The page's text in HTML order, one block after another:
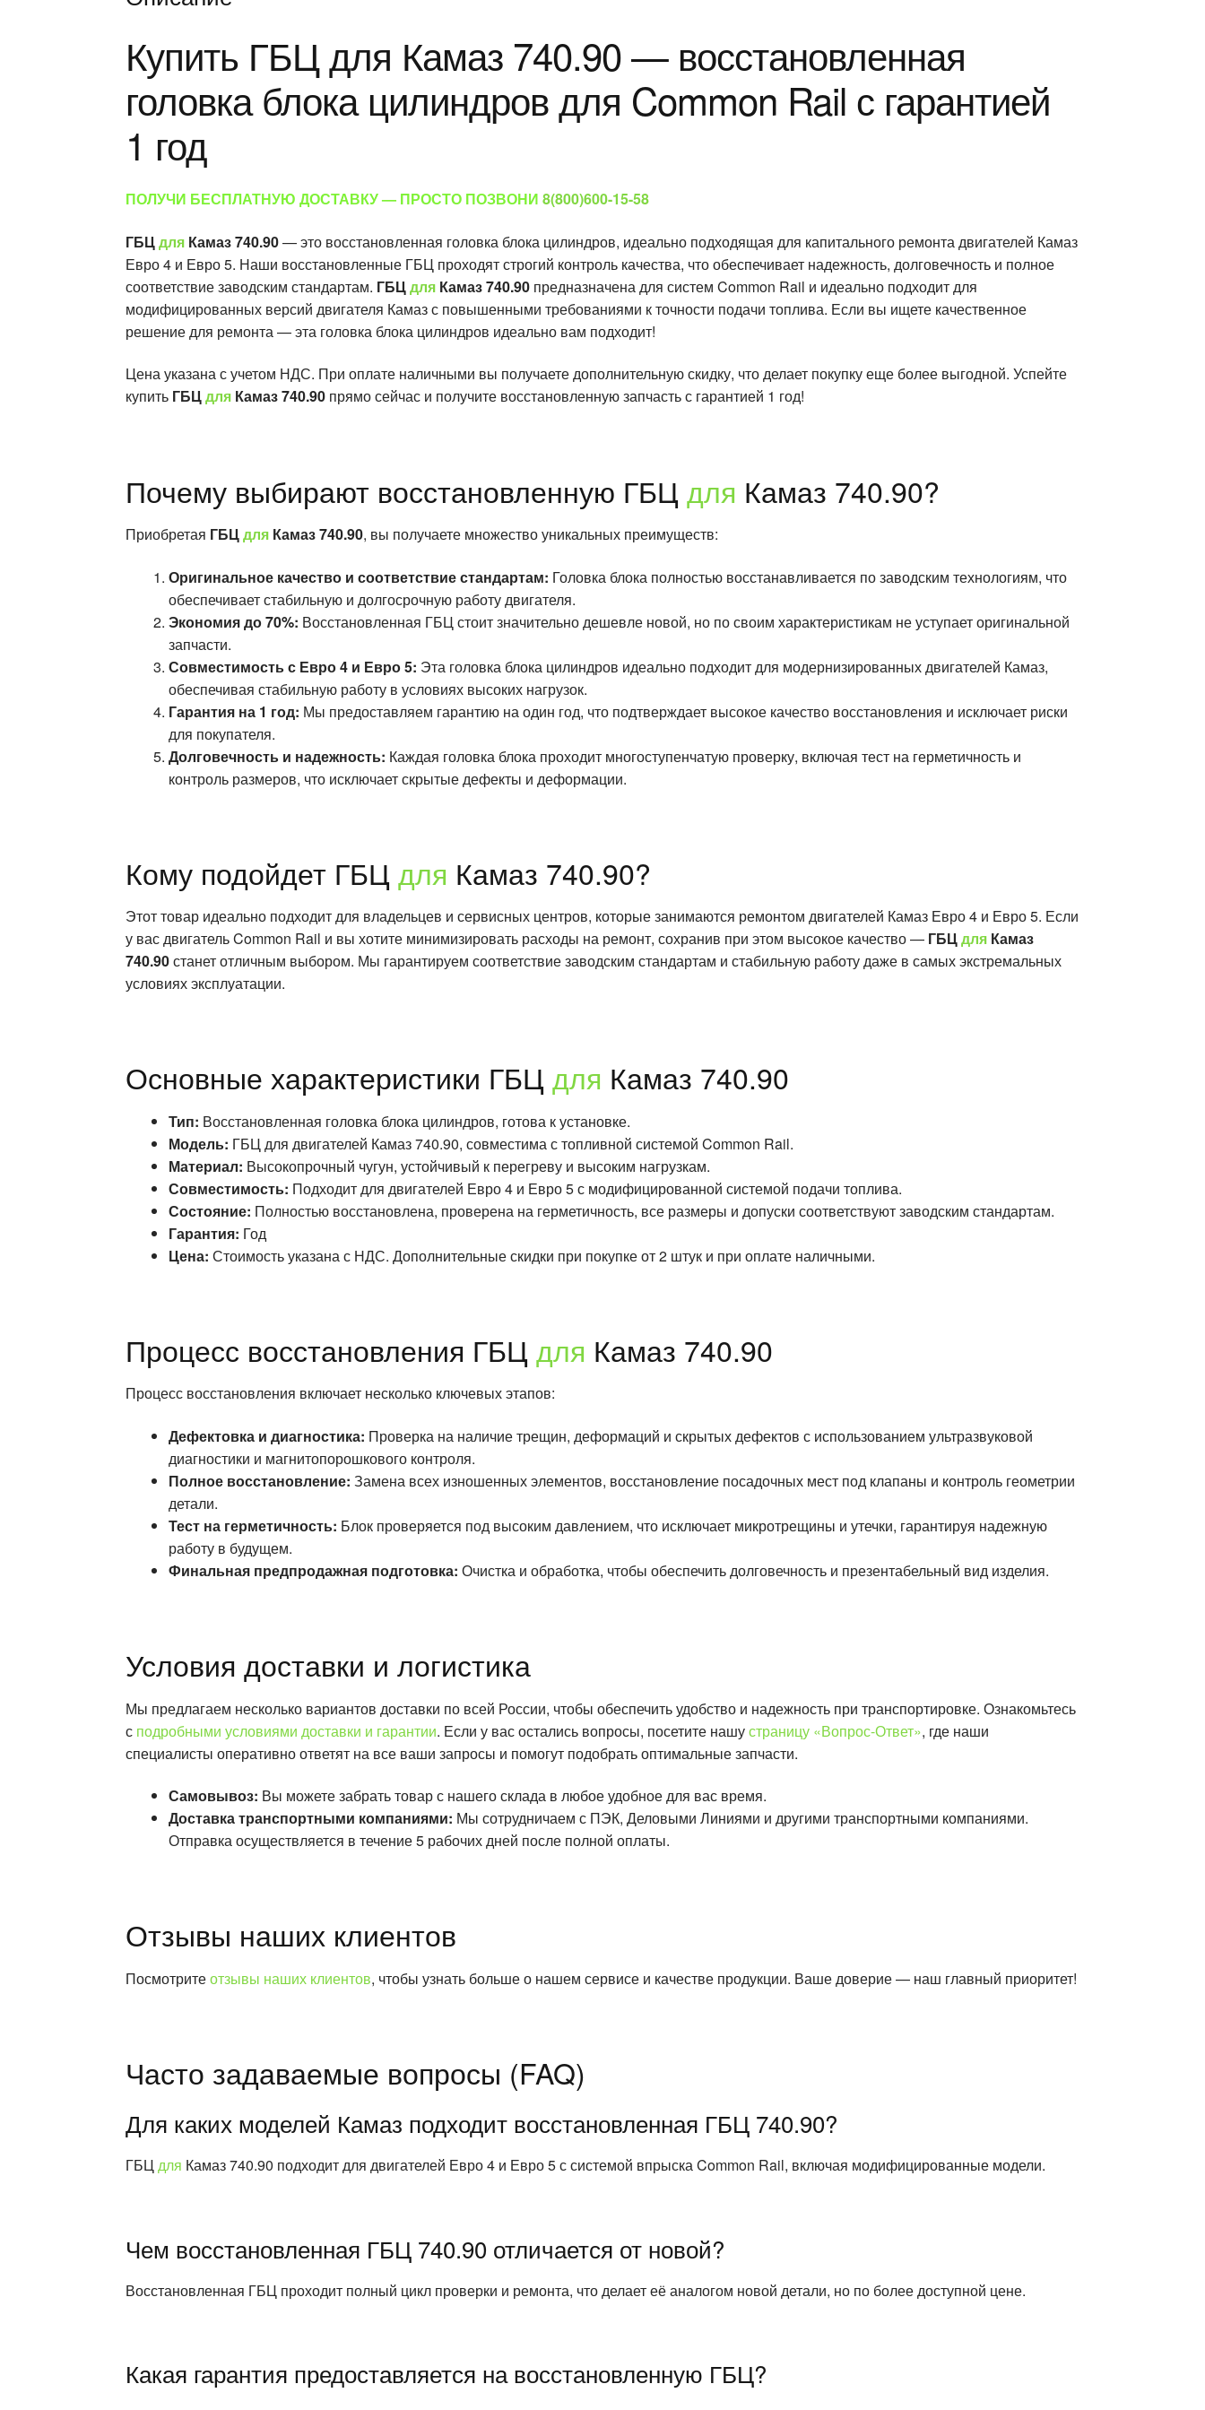
Купить ГБЦ для Камаз 740.90 — восстановленная
головка блока цилиндров для Common Rail с гарантией
1 год
ПОЛУЧИ БЕСПЛАТНУЮ ДОСТАВКУ — ПРОСТО ПОЗВОНИ 8(800)600-15-58
ГБЦдля Камаз 740.90— это восстановленная головка блока цилиндров, идеально подходящая для капитального ремонта двигателей Камаз
Евро 4 и Евро 5. Наши восстановленные ГБЦ проходят строгий контроль качества, что обеспечивает надежность, долговечность и полное
соответствие заводским стандартам. ГБЦдля Камаз 740.90 предназначена для систем Common Rail и идеально подходит для
модифицированных версий двигателя Камаз с повышенными требованиями к точности подачи топлива. Если вы ищете качественное
решение для ремонта — эта головка блока цилиндров идеально вам подходит!
Цена указана с учетом НДС. При оплате наличными вы получаете дополнительную скидку, что делает покупку еще более выгодной. Успейте
купить ГБЦдля Камаз 740.90 прямо сейчас и получите восстановленную запчасть с гарантией 1 год!
Почему выбирают восстановленную ГБЦдля Камаз 740.90?
Приобретая ГБЦдля Камаз 740.90, вы получаете множество уникальных преимуществ:
Оригинальное качество и соответствие стандартам: Головка блока полностью восстанавливается по заводским технологиям, что
обеспечивает стабильную и долгосрочную работу двигателя.
Экономия до 70%: Восстановленная ГБЦ стоит значительно дешевле новой, но по своим характеристикам не уступает оригинальной
запчасти.
Совместимость с Евро 4 и Евро 5: Эта головка блока цилиндров идеально подходит для модернизированных двигателей Камаз,
обеспечивая стабильную работу в условиях высоких нагрузок.
Гарантия на 1 год: Мы предоставляем гарантию на один год, что подтверждает высокое качество восстановления и исключает риски
для покупателя.
Долговечность и надежность: Каждая головка блока проходит многоступенчатую проверку, включая тест на герметичность и
контроль размеров, что исключает скрытые дефекты и деформации.
Кому подойдет ГБЦдля Камаз 740.90?
Этот товар идеально подходит для владельцев и сервисных центров, которые занимаются ремонтом двигателей Камаз Евро 4 и Евро 5. Если
у вас двигатель Common Rail и вы хотите минимизировать расходы на ремонт, сохранив при этом высокое качество — ГБЦдля Камаз
740.90станет отличным выбором. Мы гарантируем соответствие заводским стандартам и стабильную работу даже в самых экстремальных
условиях эксплуатации.
Основные характеристики ГБЦдля Камаз 740.90
Тип: Восстановленная головка блока цилиндров, готова к установке.
Модель: ГБЦ для двигателей Камаз 740.90, совместима с топливной системой Common Rail.
Материал: Высокопрочный чугун, устойчивый к перегреву и высоким нагрузкам.
Совместимость: Подходит для двигателей Евро 4 и Евро 5 с модифицированной системой подачи топлива.
Состояние: Полностью восстановлена, проверена на герметичность, все размеры и допуски соответствуют заводским стандартам.
Гарантия: Год
Цена: Стоимость указана с НДС. Дополнительные скидки при покупке от 2 штук и при оплате наличными.
Процесс восстановления ГБЦдля Камаз 740.90
Процесс восстановления включает несколько ключевых этапов:
Дефектовка и диагностика: Проверка на наличие трещин, деформаций и скрытых дефектов с использованием ультразвуковой
диагностики и магнитопорошкового контроля.
Полное восстановление: Замена всех изношенных элементов, восстановление посадочных мест под клапаны и контроль геометрии
детали.
Тест на герметичность: Блок проверяется под высоким давлением, что исключает микротрещины и утечки, гарантируя надежную
работу в будущем.
Финальная предпродажная подготовка: Очистка и обработка, чтобы обеспечить долговечность и презентабельный вид изделия.
Условия доставки и логистика
Мы предлагаем несколько вариантов доставки по всей России, чтобы обеспечить удобство и надежность при транспортировке. Ознакомьтесь
с подробными условиями доставки и гарантии. Если у вас остались вопросы, посетите нашустраницу «Вопрос-Ответ», где наши
специалисты оперативно ответят на все ваши запросы и помогут подобрать оптимальные запчасти.
Самовывоз: Вы можете забрать товар с нашего склада в любое удобное для вас время.
Доставка транспортными компаниями: Мы сотрудничаем с ПЭК, Деловыми Линиями и другими транспортными компаниями.
Отправка осуществляется в течение 5 рабочих дней после полной оплаты.
Отзывы наших клиентов
Посмотритеотзывы наших клиентов, чтобы узнать больше о нашем сервисе и качестве продукции. Ваше доверие — наш главный приоритет!
Часто задаваемые вопросы (FAQ)
Для каких моделей Камаз подходит восстановленная ГБЦ 740.90?
ГБЦдля Камаз 740.90 подходит для двигателей Евро 4 и Евро 5 с системой впрыска Common Rail, включая модифицированные модели.
Чем восстановленная ГБЦ 740.90 отличается от новой?
Восстановленная ГБЦ проходит полный цикл проверки и ремонта, что делает её аналогом новой детали, но по более доступной цене.
Какая гарантия предоставляется на восстановленную ГБЦ?